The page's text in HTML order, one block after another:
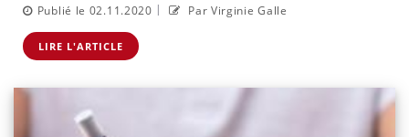
Publié le 02.11.2020 | Par Virginie Galle
LIRE L'ARTICLE